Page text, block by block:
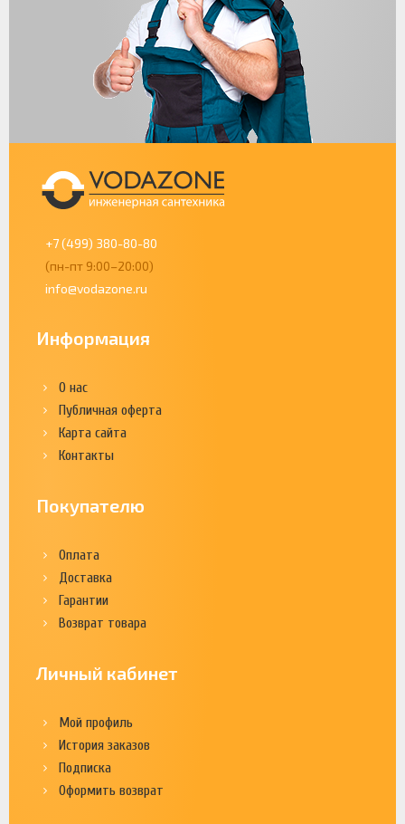
+7 (499) 380-80-80
(пн-пт 9:00–20:00)
info@vodazone.ru
Информация
О нас
Публичная оферта
Карта сайта
Контакты
Покупателю
Оплата
Доставка
Гарантии
Возврат товара
Личный кабинет
Мой профиль
История заказов
Подписка
Оформить возврат